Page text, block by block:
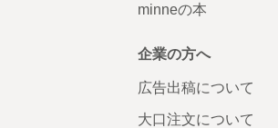
minneの本
企業の方へ
広告出稿について
大口注文について